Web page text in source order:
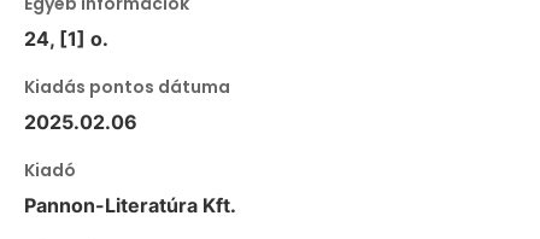
24, [1] o.
Kiadás pontos dátuma
2025.02.06
Kiadó
Pannon-Literatúra Kft.